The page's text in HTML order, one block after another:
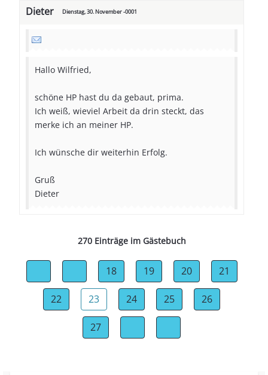
Dieter Dienstag, 30. November -0001
Hallo Wilfried,
schöne HP hast du da gebaut, prima.
Ich weiß, wieviel Arbeit da drin steckt, das
merke ich an meiner HP.
Ich wünsche dir weiterhin Erfolg.
Gruß
Dieter
270 Einträge im Gästebuch
18 19 20 21
22 23 24 25 26
27